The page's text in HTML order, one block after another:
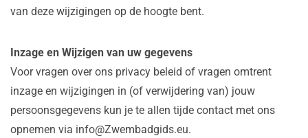
van deze wijzigingen op de hoogte bent.
Inzage en Wijzigen van uw gegevens
Voor vragen over ons privacy beleid of vragen omtrent
inzage en wijzigingen in (of verwijdering van) jouw
persoonsgegevens kun je te allen tijde contact met ons
opnemen via info@Zwembadgids.eu.